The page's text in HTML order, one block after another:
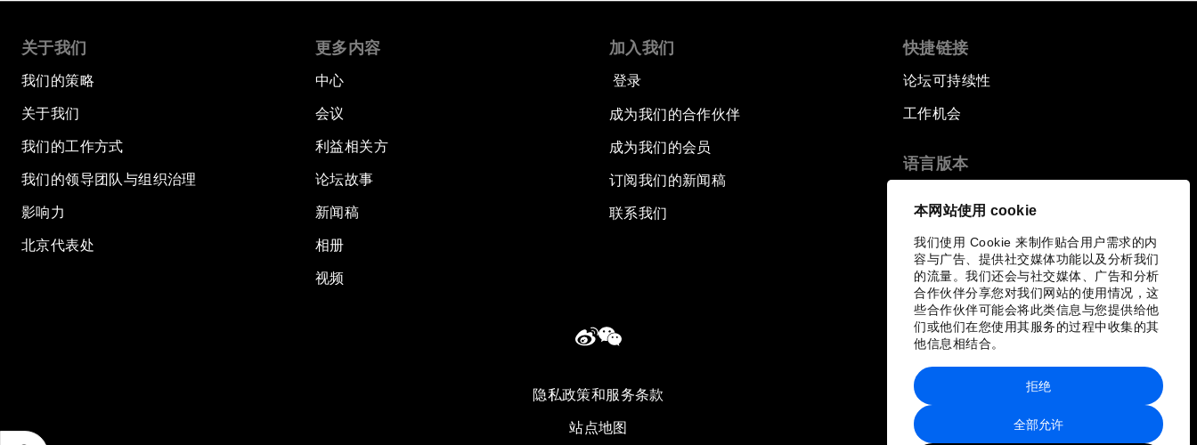
本网站使用 cookie
我们使用 Cookie 来制作贴合用户需求的内
容与广告、提供社交媒体功能以及分析我们
的流量。我们还会与社交媒体、广告和分析
合作伙伴分享您对我们网站的使用情况，这
些合作伙伴可能会将此类信息与您提供给他
们或他们在您使用其服务的过程中收集的其
他信息相结合。
全部允许
拒绝
关于我们
我们的策略
关于我们
我们的工作方式
我们的领导团队与组织治理
影响力
北京代表处
更多内容
中心
会议
利益相关方
论坛故事
新闻稿
相册
视频
加入我们
登录
成为我们的合作伙伴
成为我们的会员
订阅我们的新闻稿
联系我们
快捷链接
论坛可持续性
工作机会
语言版本
隐私政策和服务条款
站点地图